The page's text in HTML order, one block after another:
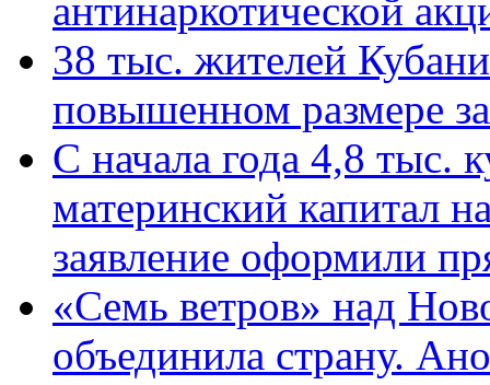
антинаркотической
38 тыс. жителей
повышенном размере
С начала года 4,8 тыс.
материнский капитал
заявление оформили
«Семь ветров» над
объединила страну.